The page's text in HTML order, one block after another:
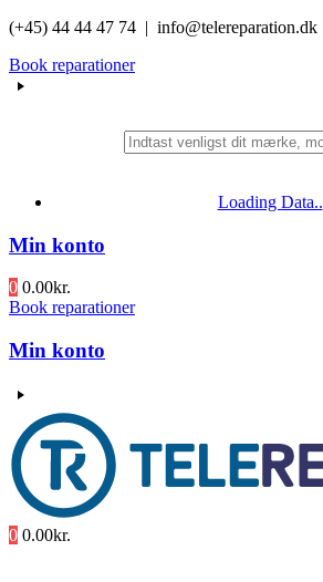
Videre
indhold
(+45) 44 44 47 74 | info@telereparation.dk
Book reparationer
Loading Data..
Min konto
0 0.00kr.
Book reparationer
Min konto
0 0.00kr.